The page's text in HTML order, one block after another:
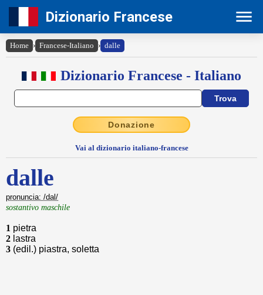
Dizionario Francese
Home › Francese-Italiano › dalle
Dizionario Francese - Italiano
Donazione
Vai al dizionario italiano-francese
dalle
pronuncia: /dal/
sostantivo maschile
1 pietra
2 lastra
3 (edil.) piastra, soletta